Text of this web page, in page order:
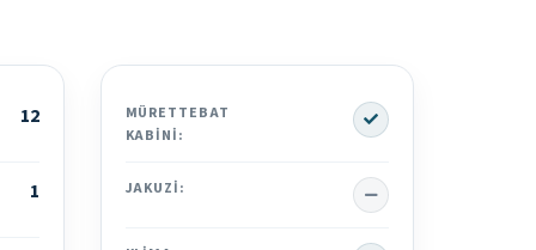
12
1
MÜRETTEBAT
KABINI:
Yes
JAKUZI: No